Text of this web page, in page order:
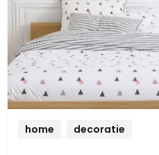
home decoratie